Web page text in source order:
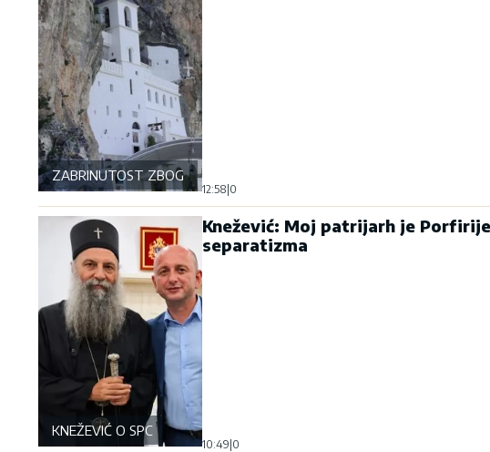
ZABRINUTOST ZBOG OSTROGA
12:58|0
KNEŽEVIĆ O SPC
Knežević: Moj patrijarh je
separatizma
10:49|0